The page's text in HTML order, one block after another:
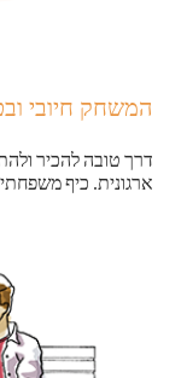
המשחק חיובי
דרך טובה להכיר
ארגונית. כיף